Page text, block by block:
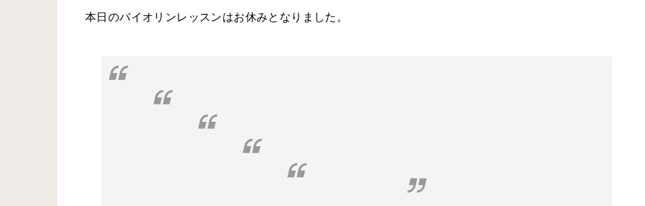
本日のバイオリンレッスンはお休みとなりました。